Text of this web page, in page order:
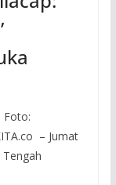
Foto:
– Jumat